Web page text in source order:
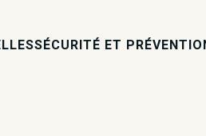
SÉCURITÉ ET